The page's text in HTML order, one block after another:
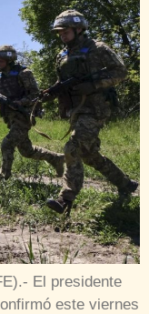
El presidente
este viernes